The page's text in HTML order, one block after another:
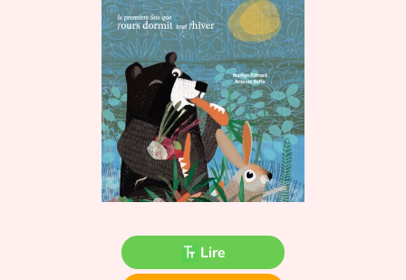
Contes d'ici et d'ailleurs
Fable, mythe, littérature et poésie
Princesses et princes, rois, reines et dragons
Héroïnes et héros
Lire